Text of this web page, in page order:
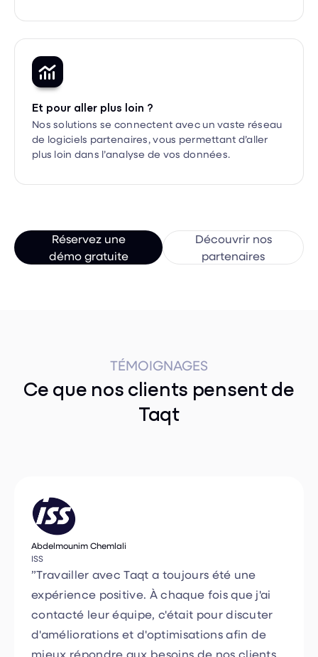
Et pour aller plus loin ?
de logiciels partenaires, vous permettant d’aller
plus loin dans l’analyse de vos données.
démo gratuite
partenaires
Ce que nos clients pensent de
Taqt
Abdelmounim Chemlali
ISS
”Travailler avec Taqt a toujours été une
expérience positive. À chaque fois que j'ai
contacté leur équipe, c'était pour discuter
d'améliorations et d'optimisations afin de
mieux répondre aux besoins de nos clients.
(…) Leur capacité à s'adapter et à fournir